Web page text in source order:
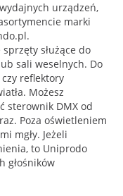
urządzeń,
marki
służące do
sali weselnych. Do
reflektory
Możesz
sterownik DMX od
Poza oświetleniem
mgły. Jeżeli
to Uniprodo
głośników